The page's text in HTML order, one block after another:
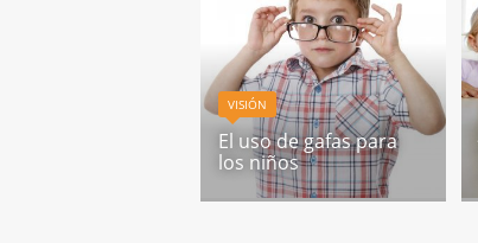
VISIÓN
El uso de gafas para
los niños